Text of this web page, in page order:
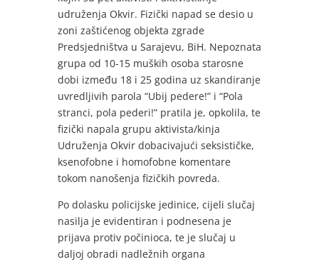
udruženja Okvir. Fizički napad se desio u
zoni zaštićenog objekta zgrade
Predsjedništva u Sarajevu, BiH. Nepoznata
grupa od 10-15 muških osoba starosne
dobi između 18 i 25 godina uz skandiranje
uvredljivih parola “Ubij pedere!” i “Pola
stranci, pola pederi!” pratila je, opkolila, te
fizički napala grupu aktivista/kinja
Udruženja Okvir dobacivajući seksističke,
ksenofobne i homofobne komentare
tokom nanošenja fizičkih povreda.
Po dolasku policijske jedinice, cijeli slučaj
nasilja je evidentiran i podnesena je
prijava protiv počinioca, te je slučaj u
daljoj obradi nadležnih organa